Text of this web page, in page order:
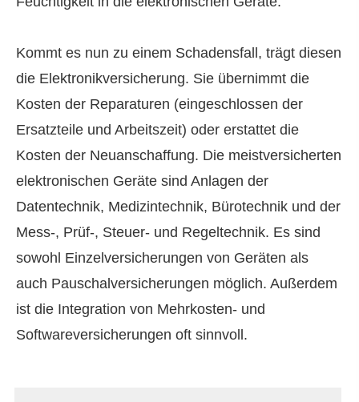
Kommt es nun zu einem Schadensfall, trägt diesen
die Elektronikversicherung. Sie übernimmt die
Kosten der Reparaturen (eingeschlossen der
Ersatzteile und Arbeitszeit) oder erstattet die
Kosten der Neuanschaffung. Die meistversicherten
elektronischen Geräte sind Anlagen der
Datentechnik, Medizintechnik, Bürotechnik und der
Mess-, Prüf-, Steuer- und Regeltechnik. Es sind
sowohl Einzelversicherungen von Geräten als
auch Pauschalversicherungen möglich. Außerdem
ist die Integration von Mehrkosten- und
Softwareversicherungen oft sinnvoll.